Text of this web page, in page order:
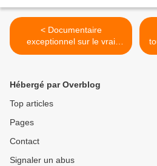
< Documentaire
exceptionnel sur le vrai
visage des antidépresseurs,
Hébergé par Overblog
Top articles
Pages
Contact
Signaler un abus